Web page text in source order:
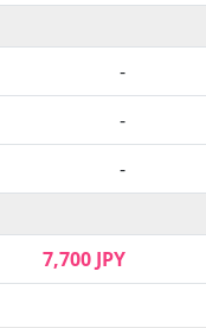
-
-
-
7,700 JPY